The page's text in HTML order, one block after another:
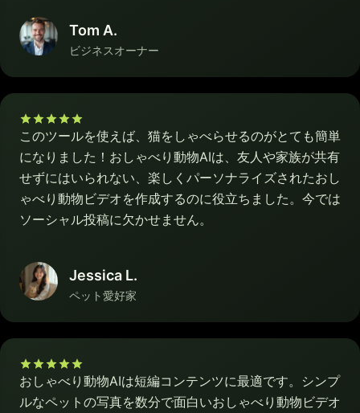
Tom A.
ビジネスオーナー
このツールを使えば、猫をしゃべらせるのがとても簡単
になりました！おしゃべり動物AIは、友人や家族が共有
せずにはいられない、楽しくパーソナライズされたおし
ゃべり動物ビデオを作成するのに役立ちました。今では
ソーシャル投稿に欠かせません。
Jessica L.
ペット愛好家
おしゃべり動物AIは短編コンテンツに最適です。シンプ
ルなペットの写真を数分で面白いおしゃべり動物ビデオ